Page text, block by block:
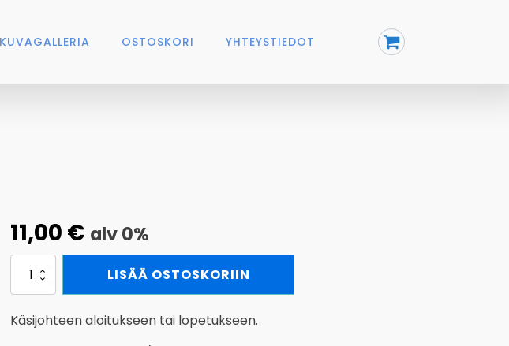
KUVAGALLERIA OSTOSKORI YHTEYSTIEDOT
11,00 € alv 0%
Päätykäyrä
RST
42,4
mm
LISÄÄ OSTOSKORIIN
Käsijohteen aloitukseen tai lopetukseen.